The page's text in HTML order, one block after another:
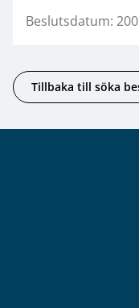
Beslutsdatum:
Tillbaka till söka